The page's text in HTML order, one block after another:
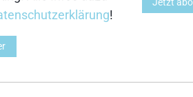
Dämpfung:8,10,9,11}
!